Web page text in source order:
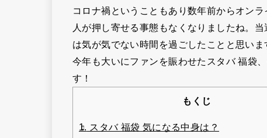
コロナ禍ということもあり数年前からオン
人が押し寄せる事態もなくなりましたね。
は気が気でない時間を過ごしたことと思いま
今年も大いにファンを賑わせたスタバ 福袋
す！
もくじ
1. スタバ 福袋 気になる中身は？